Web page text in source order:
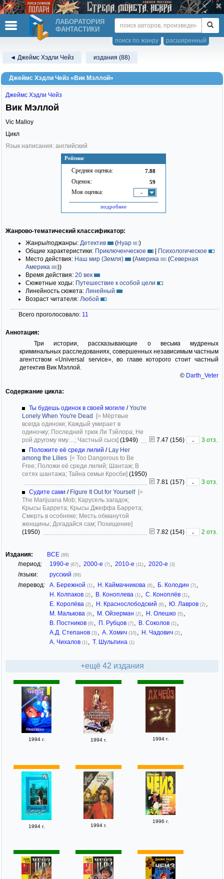
ЛАБОРАТОРИЯ
ФАНТАСТИКИ
расширенный
поиск по жанру
◄ Джеймс Хэдли Чейз издания (88)
Джеймс Хэдли Чейз «Вик Мэллой»
Рейтинг
Средняя оценка: 7.88
Оценок: 59
Моя оценка: -
подробнее
Джеймс Хэдли Чейз
Вик Мэллой
Vic Malloy
Цикл
Язык написания: английский
Жанрово-тематический классификатор:
Жанры/поджанры: Детектив (Нуар
)
Общие характеристики: Приключенческое | Психологическое
Место действия: Наш мир (Земля) (Америка (Северная
Америка
))
Время действия: 20 век
Сюжетные ходы: Путешествие к особой цели
Линейность сюжета: Линейный
Возраст читателя: Любой
Всего проголосовало: 11
Аннотация:
Три истории, рассказывающие о весьма мудреных
криминальных расследованиях, совершенных независимым частным
агентством «Universal service», во главе которого стоит частный
детектив Вик Мэллой.
© Darth_Veter
Содержание цикла:
Ты будешь одинок в своей могиле /You're
Lonely When You're Dead [= Мёртвые
всегда одиноки; Каждый умирает в
одиночку; Последний трюк Ли Тэйлора; Не
рой другому яму…; Частный сыск] (1949) 7.47 (156) -
3 отз.
Положите её среди лилий / Lay Her
among the Lilies [= Too Dangerous to Be
Free; Положи её среди лилий; Шантаж; В
сетях шантажа; Тайна семьи Кросби] (1950)
7.81 (157)
-
3 отз.
Судите сами / Figure It Out for Yourself [=
The Marijuana Mob; Карусель загадок;
Крысы Баррета; Крысы Джеффа Баррета;
Смерть в особняке; Месть обманутой
женщины; Догадайся сам; Похищение]
(1950)
7.82 (154) - 2 отз.
Издания: ВСЕ (88)
/период: 1990-е (67) 2000-е (7) 2010-е (11) 2020-е (3)
/языки: русский (88)
/перевод: А. Бережной (1) Н. Каймачникова (8) Б. Колодин (7)
Н. Колпаков (2) В. Коноплева (1) С. Коноплёв (1)
Е. Королёва (2) Н. Краснослободский (6) Ю. Лавров (2)
М. Малькова (9) М. Ойзерман (2) Н. Олешко (5)
В. Постников (6) П. Рубцов (7) В. Соколов (1)
А.Д. Степанов (3) А. Хомич (10) Н. Чадович (2)
А. Чихалов (1) Т. Шульпина (1)
+ещё 42 издания
1994 г. 1994 г. 1994 г.
1994 г. 1994 г.
1996 г.